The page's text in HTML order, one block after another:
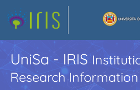
UniSa - IRIS
Research